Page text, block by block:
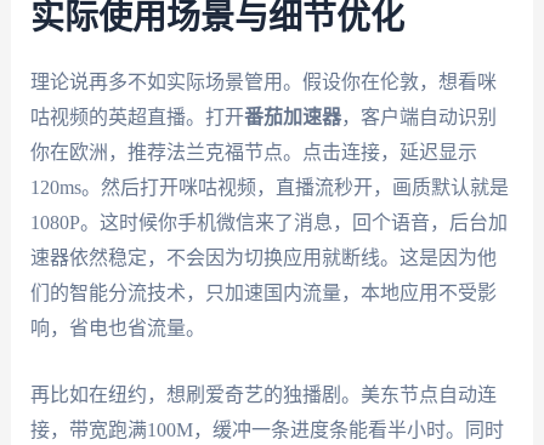
实际使用场景与细节优化
理论说再多不如实际场景管用。假设你在伦敦，想看咪
咕视频的英超直播。打开番茄加速器，客户端自动识别
你在欧洲，推荐法兰克福节点。点击连接，延迟显示
120ms。然后打开咪咕视频，直播流秒开，画质默认就是
1080P。这时候你手机微信来了消息，回个语音，后台加
速器依然稳定，不会因为切换应用就断线。这是因为他
们的智能分流技术，只加速国内流量，本地应用不受影
响，省电也省流量。
再比如在纽约，想刷爱奇艺的独播剧。美东节点自动连
接，带宽跑满100M，缓冲一条进度条能看半小时。同时